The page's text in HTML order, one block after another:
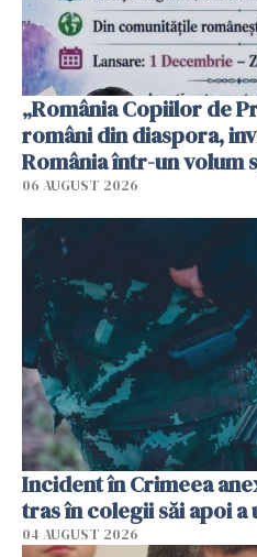
„România Copiilor de
români din diaspora,
România într-un volum
06 AUGUST 2026
Incident în Crimeea
tras în colegii săi apoi a
04 AUGUST 2026